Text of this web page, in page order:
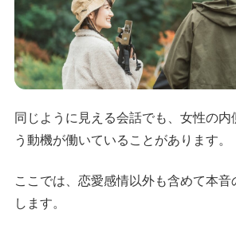
同じように見える会話でも、女性の内
う動機が働いていることがあります。
ここでは、恋愛感情以外も含めて本音
します。